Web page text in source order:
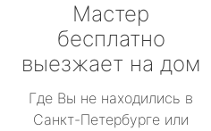
Мастер
бесплатно
выезжает на дом
Где Вы не находились в
Санкт-Петербурге или